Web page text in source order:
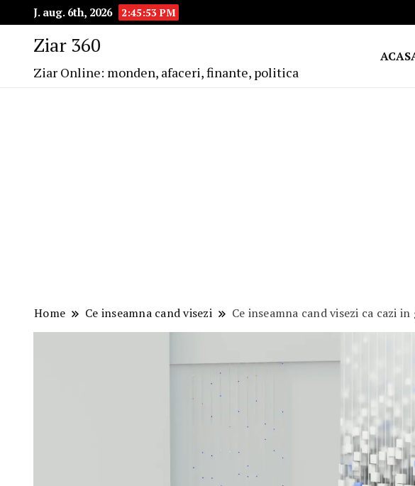
J. aug. 6th, 2026 2:45:54 PM
Ziar 360
Ziar Online: monden, afaceri, finante, politica
Home Ce inseamna cand visezi Ce inseamna cand visezi ca cazi in